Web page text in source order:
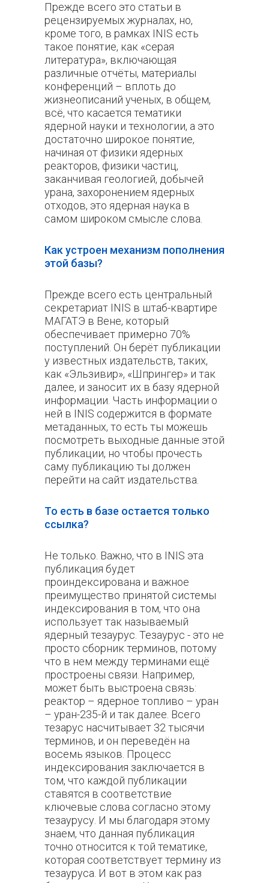
Прежде всего это статьи в
рецензируемых журналах, но,
кроме того, в рамках INIS есть
такое понятие, как «серая
литература», включающая
различные отчёты, материалы
конференций – вплоть до
жизнеописаний ученых, в общем,
всё, что касается тематики
ядерной науки и технологии, а это
достаточно широкое понятие,
начиная от физики ядерных
реакторов, физики частиц,
заканчивая геологией, добычей
урана, захоронением ядерных
отходов, это ядерная наука в
самом широком смысле слова.
Как устроен механизм пополнения
этой базы?
Прежде всего есть центральный
секретариат INIS в штаб-квартире
МАГАТЭ в Вене, который
обеспечивает примерно 70%
поступлений. Он берёт публикации
у известных издательств, таких,
как «Эльзивир», «Шпрингер» и так
далее, и заносит их в базу ядерной
информации. Часть информации о
ней в INIS содержится в формате
метаданных, то есть ты можешь
посмотреть выходные данные этой
публикации, но чтобы прочесть
саму публикацию ты должен
перейти на сайт издательства.
То есть в базе остается только
ссылка?
Не только. Важно, что в INIS эта
публикация будет
проиндексирована и важное
преимущество принятой системы
индексирования в том, что она
использует так называемый
ядерный тезаурус. Тезаурус - это не
просто сборник терминов, потому
что в нем между терминами ещё
простроены связи. Например,
может быть выстроена связь:
реактор – ядерное топливо – уран
– уран-235-й и так далее. Всего
тезарус насчитывает 32 тысячи
терминов, и он переведён на
восемь языков. Процесс
индексирования заключается в
том, что каждой публикации
ставятся в соответствие
ключевые слова согласно этому
тезаурусу. И мы благодаря этому
знаем, что данная публикация
точно относится к той тематике,
которая соответствует термину из
тезауруса. И вот в этом как раз